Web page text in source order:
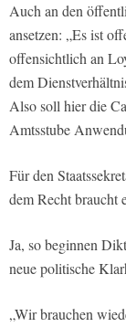
Auch an den
ansetzen: „Es ist
offensichtlich an
dem
Also soll hier die
Amtsstube
Für den
dem Recht braucht
Ja, so beginnen
neue politische
„Wir brauchen